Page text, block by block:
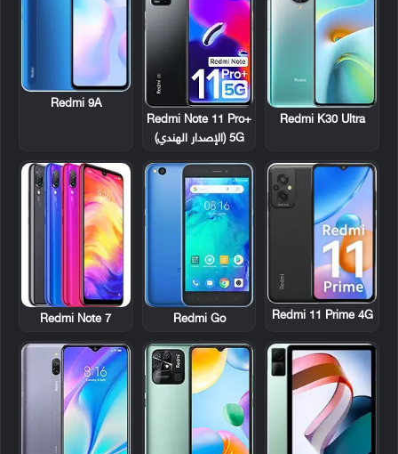
Redmi K30 Ultra
Redmi Note 11 Pro+
5G (الإصدار الهندي)
Redmi 9A
Redmi 11 Prime 4G
Redmi Go
Redmi Note 7